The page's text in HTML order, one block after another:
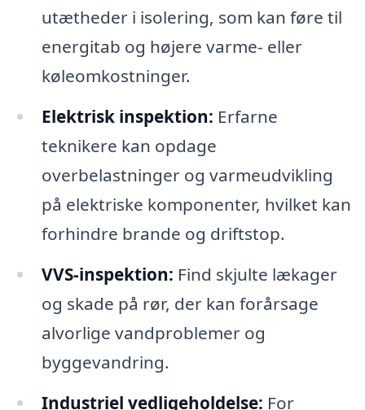
utætheder i isolering, som kan føre til
energitab og højere varme- eller
køleomkostninger.
Elektrisk inspektion: Erfarne
teknikere kan opdage
overbelastninger og varmeudvikling
på elektriske komponenter, hvilket kan
forhindre brande og driftstop.
VVS-inspektion: Find skjulte lækager
og skade på rør, der kan forårsage
alvorlige vandproblemer og
byggevandring.
Industriel vedligeholdelse: For